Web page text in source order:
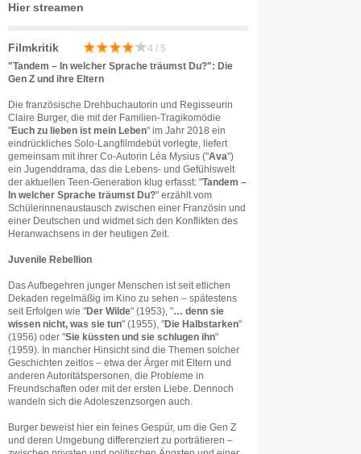
Hier streamen
Filmkritik 4 / 5
"Tandem – In welcher Sprache träumst Du?": Die
Gen Z und ihre Eltern
Die französische Drehbuchautorin und Regisseurin
Claire Burger, die mit der Familien-Tragikomödie
"Euch zu lieben ist mein Leben" im Jahr 2018 ein
eindrückliches Solo-Langfilmdebüt vorlegte, liefert
gemeinsam mit ihrer Co-Autorin Léa Mysius ("Ava")
ein Jugenddrama, das die Lebens- und Gefühlswelt
der aktuellen Teen-Generation klug erfasst: "Tandem –
In welcher Sprache träumst Du?" erzählt vom
Schülerinnenaustausch zwischen einer Französin und
einer Deutschen und widmet sich den Konflikten des
Heranwachsens in der heutigen Zeit.
Juvenile Rebellion
Das Aufbegehren junger Menschen ist seit etlichen
Dekaden regelmäßig im Kino zu sehen – spätestens
seit Erfolgen wie "Der Wilde" (1953), "… denn sie
wissen nicht, was sie tun" (1955), "Die Halbstarken"
(1956) oder "Sie küssten und sie schlugen ihn"
(1959). In mancher Hinsicht sind die Themen solcher
Geschichten zeitlos – etwa der Ärger mit Eltern und
anderen Autoritätspersonen, die Probleme in
Freundschaften oder mit der ersten Liebe. Dennoch
wandeln sich die Adoleszenzsorgen auch.
Burger beweist hier ein feines Gespür, um die Gen Z
und deren Umgebung differenziert zu porträtieren –